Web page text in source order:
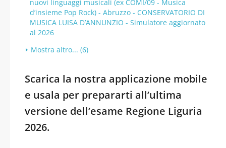
nuovi linguaggi musicali (ex COMI/09 - Musica
d’insieme Pop Rock) - Abruzzo - CONSERVATORIO DI
MUSICA LUISA D’ANNUNZIO - Simulatore aggiornato
al 2026
Mostra altro... (6)
Scarica la nostra applicazione mobile
e usala per prepararti all’ultima
versione dell’esame Regione Liguria
2026.